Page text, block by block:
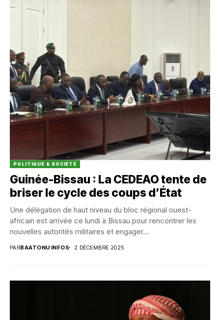
POLITIQUE & SOCIÉTÉ
Guinée-Bissau : La CEDEAO tente de
briser le cycle des coups d’État
Une délégation de haut niveau du bloc régional ouest-
africain est arrivée ce lundi à Bissau pour rencontrer les
nouvelles autorités militaires et engager...
PARBAATONU INFOS 2 DÉCEMBRE 2025